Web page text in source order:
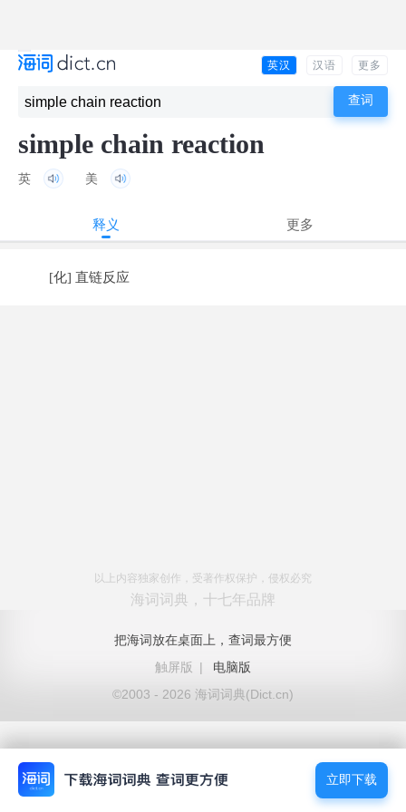
英汉 汉语 更多
simple chain reaction
英 美
释义 更多
[化] 直链反应
以上内容独家创作，受著作权保护，侵权必究
海词词典，十七年品牌
把海词放在桌面上，查词最方便
触屏版
|
电脑版
©2003 - 2026 海词词典(Dict.cn)
立即下载
立即下载